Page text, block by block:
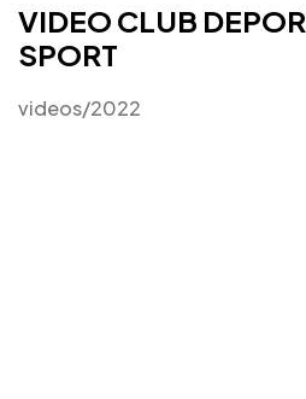
VIDEO CLUB
SPORT
videos/2022